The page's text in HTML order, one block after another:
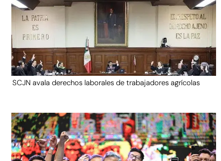
SCJN avala derechos laborales de trabajadores agrícolas